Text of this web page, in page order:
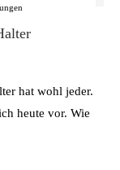
hat wohl jeder.
heute vor. Wie